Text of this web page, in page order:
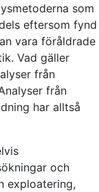
som
eftersom fynd
vara föråldrade
Vad gäller
från
från
har alltså
och
exploatering,